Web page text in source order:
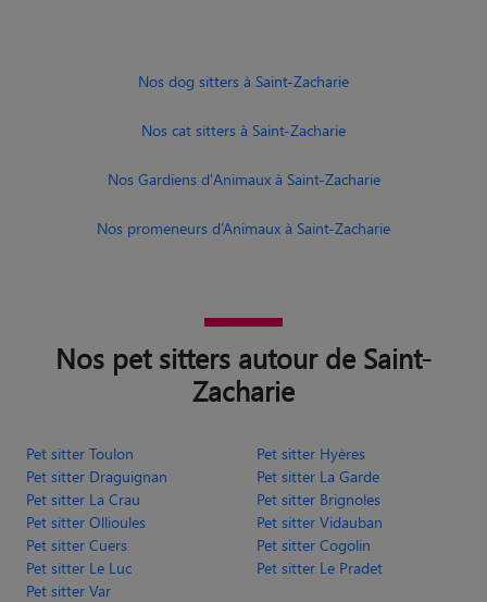
Nos dog sitters à Saint-Zacharie
Nos cat sitters à Saint-Zacharie
Nos Gardiens d'Animaux à Saint-Zacharie
Nos promeneurs d’Animaux à Saint-Zacharie
Nos pet sitters autour de Saint-
Zacharie
Pet sitter Toulon
Pet sitter Hyères
Pet sitter Draguignan
Pet sitter La Garde
Pet sitter La Crau
Pet sitter Brignoles
Pet sitter Ollioules
Pet sitter Vidauban
Pet sitter Cuers
Pet sitter Cogolin
Pet sitter Le Luc
Pet sitter Le Pradet
Pet sitter Var